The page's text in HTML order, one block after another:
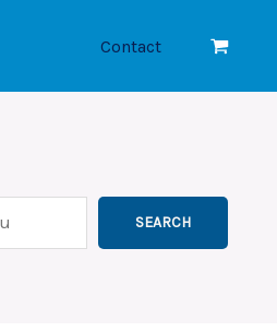
Contact
SEARCH